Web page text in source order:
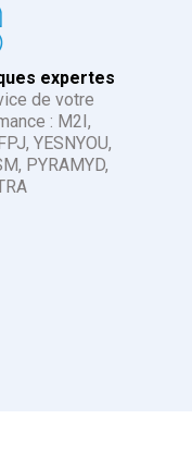
expertes
de votre
: M2I,
YESNYOU,
PYRAMYD,